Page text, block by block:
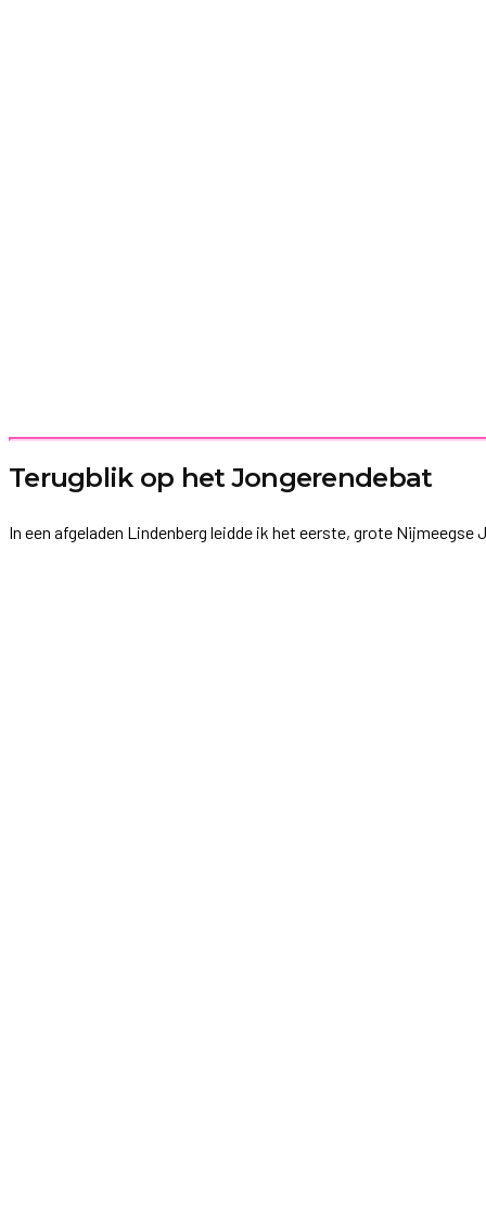
Terugblik op het Jongerendebat
In een afgeladen Lindenberg leidde ik het eerste, grote